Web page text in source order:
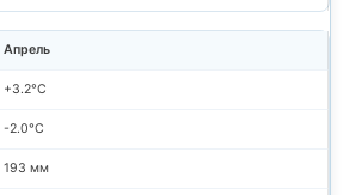
Апрель
+3.2°C
-2.0°C
193 мм